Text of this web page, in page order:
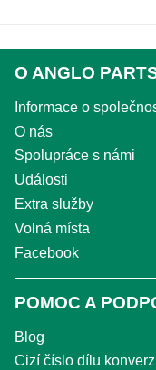
O ANGLO
Informace o
O nás
Spolupráce s námi
Události
Extra služby
Volná místa
Facebook
POMOC A
Blog
Cizí číslo dílu